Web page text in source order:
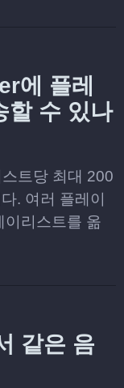
에 플레
할 수 있나
트당 최대 200
. 여러 플레이
이리스트를 옮
같은 음